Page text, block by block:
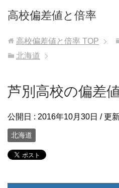
高校偏差値と倍率
高校偏差値と倍率 TOP
北海道
芦別高校の偏差
公開日 : 2016年10月30日 / 更
北海道